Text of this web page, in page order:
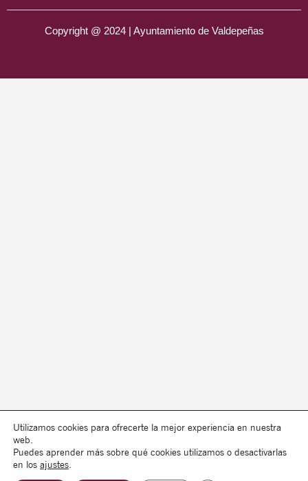
Copyright @ 2024 | Ayuntamiento de Valdepeñas
Utilizamos cookies para ofrecerte la mejor experiencia en nuestra
web.
Puedes aprender más sobre qué cookies utilizamos o desactivarlas
en los ajustes